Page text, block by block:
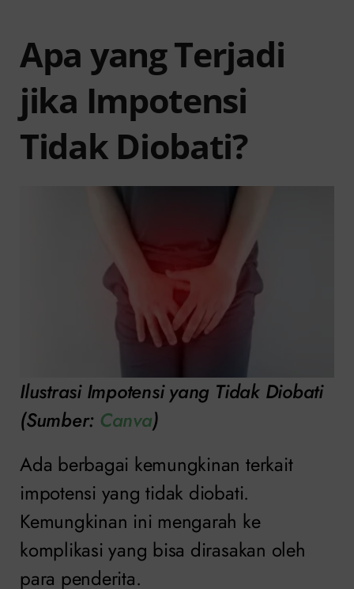
Apa yang Terjadi
jika Impotensi
Tidak Diobati?
Ilustrasi Impotensi yang Tidak Diobati
(Sumber: Canva)
Ada berbagai kemungkinan terkait
impotensi yang tidak diobati.
Kemungkinan ini mengarah ke
komplikasi yang bisa dirasakan oleh
para penderita.